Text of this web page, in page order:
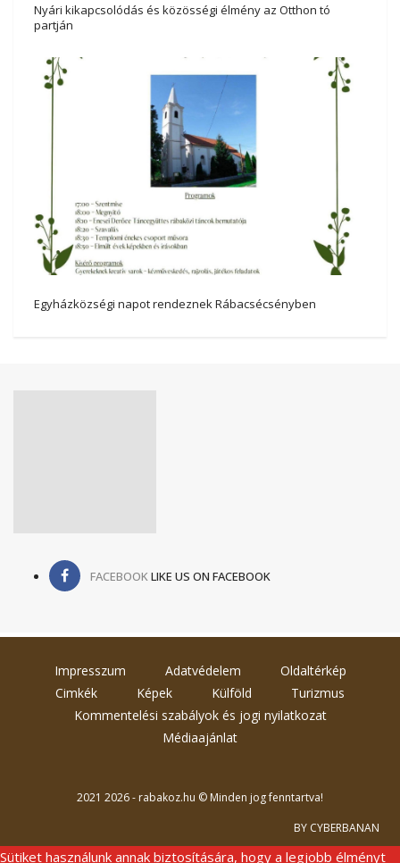
Nyári kikapcsolódás és közösségi élmény az Otthon tó
partján
Egyházközségi napot rendeznek Rábacsécsényben
FACEBOOKLIKE US ON FACEBOOK
Impresszum Adatvédelem
Oldaltérkép
Cimkék
Képek Külföld
Turizmus
Kommentelési szabályok és jogi nyilatkozat
Médiaajánlat
2021 2026 - rabakoz.hu © Minden jog fenntartva!
BY CYBERBANAN
Sütiket használunk annak biztosítására, hogy a legjobb élményt